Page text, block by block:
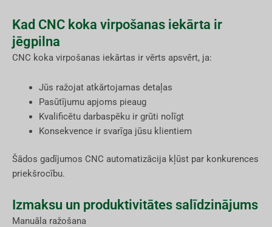
Kad CNC koka virpošanas iekārta ir
jēgpilna
CNC koka virpošanas iekārtas ir vērts apsvērt, ja:
Jūs ražojat atkārtojamas detaļas
Pasūtījumu apjoms pieaug
Kvalificētu darbaspēku ir grūti nolīgt
Konsekvence ir svarīga jūsu klientiem
Šādos gadījumos CNC automatizācija kļūst par konkurences
priekšrocību.
Izmaksu un produktivitātes salīdzinājums
Manuāla ražošana